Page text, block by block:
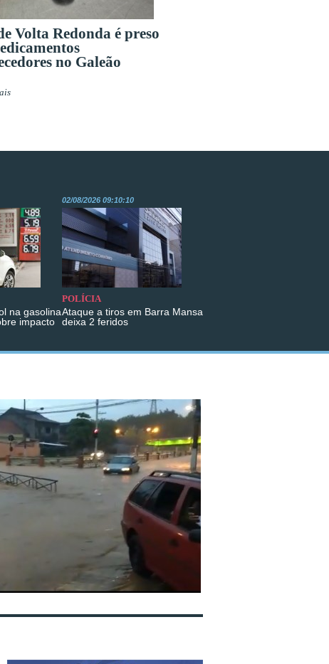
Volta Redonda é preso
no Galeão
na gasolina
impacto
02/08/2026 09:10:10
POLÍCIA
Ataque a tiros em Barra Mansa
deixa 2 feridos